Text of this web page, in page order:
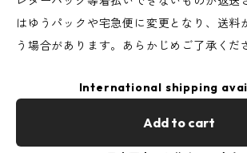
はゆうパックや宅急便に変更となり、送料
う場合があります。あらかじめご了承くだ
International shipping
Add to cart